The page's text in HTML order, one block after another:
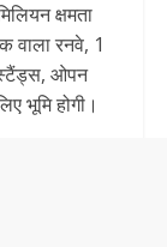
क्षमता
वाला रनवे, 1
स्टैंड्स, ओपन
भूमि होगी।